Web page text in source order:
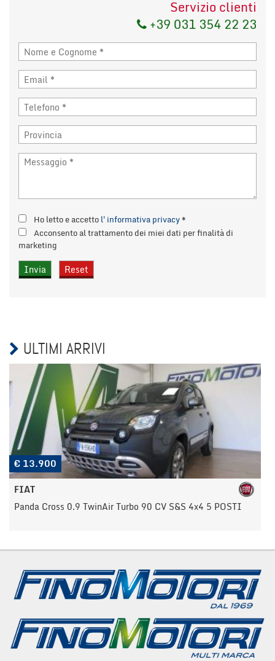
Servizio clienti
+39 031 354 22 23
Ho letto e accettol'informativa privacy*
Acconsento al trattamento dei miei dati per finalità di
marketing
ULTIMI ARRIVI
€ 13.900
FIAT
Panda Cross 0.9 TwinAir Turbo 90 CV S&S 4x4 5 POSTI